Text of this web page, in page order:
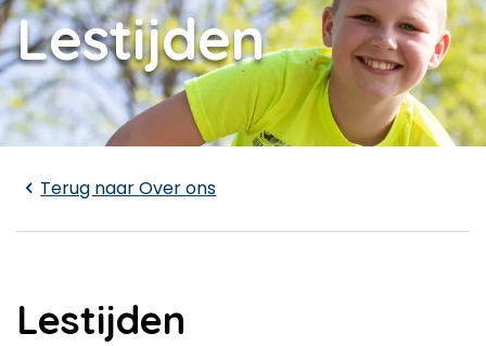
Laden...
Lestijden
Terug naarOver ons
Lestijden